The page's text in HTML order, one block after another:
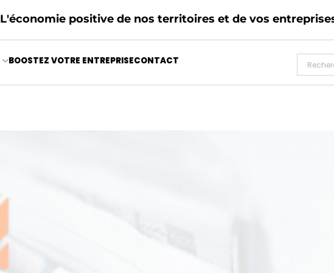
L'économie positive de nos territoires et de vos
BOOSTEZ VOTRE ENTREPRISECONTACT